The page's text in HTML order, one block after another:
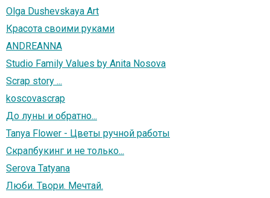
Olga Dushevskaya Art
Красота своими руками
ANDREANNA
Studio Family Values by Anita Nosova
Scrap story ...
koscovascrap
До луны и обратно...
Tanya Flower - Цветы ручной работы
Скрапбукинг и не только...
Serova Tatyana
Люби. Твори. Мечтай.